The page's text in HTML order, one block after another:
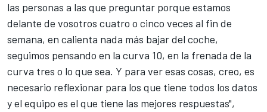
las personas a las que preguntar porque estamos
delante de vosotros cuatro o cinco veces al fin de
semana, en calienta nada más bajar del coche,
seguimos pensando en la curva 10, en la frenada de la
curva tres o lo que sea. Y para ver esas cosas, creo, es
necesario reflexionar para los que tiene todos los datos
y el equipo es el que tiene las mejores respuestas",